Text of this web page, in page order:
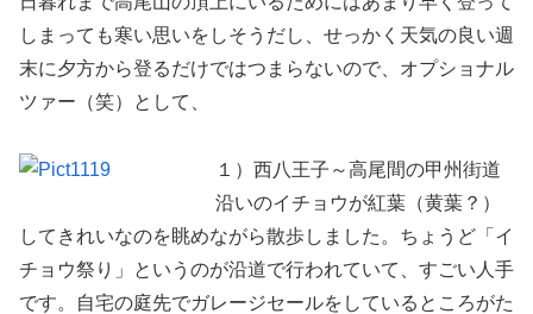
しまっても寒い思いをしそうだし、せっかく天気の良い週
末に夕方から登るだけではつまらないので、オプショナル
ツァー（笑）として、
１）西八王子～高尾間の甲州街道
沿いのイチョウが紅葉（黄葉？）
してきれいなのを眺めながら散歩しました。ちょうど「イ
チョウ祭り」というのが沿道で行われていて、すごい人手
です。自宅の庭先でガレージセールをしているところがた